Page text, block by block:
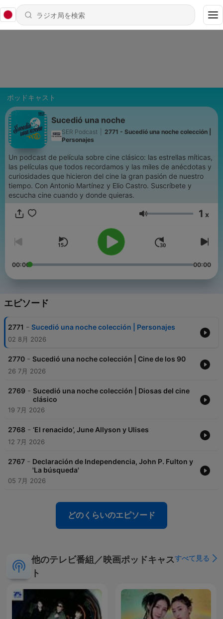
ポッドキャスト
Sucedió una noche
SER Podcast
2771 - Sucedió una noche colección |
Personajes
Un podcast de película sobre cine clásico: las estrellas míticas,
las películas que todos recordamos y las miles de anécdotas y
curiosidades que hicieron del cine la gran pasión de nuestro
tiempo. Con Antonio Martínez y Elio Castro. Suscríbete y
escucha cine cuando y donde quieras.
音量 1 x
00:00 00:00
エピソード
2771 - Sucedió una noche colección | Personajes
02 8月 2026
2770 - Sucedió una noche colección | Cine de los 90
26 7月 2026
2769 - Sucedió una noche colección | Diosas del cine
clásico
19 7月 2026
2768 - ‘El renacido’, June Allyson y Ulises
12 7月 2026
2767 - Declaración de Independencia, John P. Fulton y
'La búsqueda'
05 7月 2026
どのくらいのエピソード
他のテレビ番組／映画ポッドキャス
ト
すべて見る